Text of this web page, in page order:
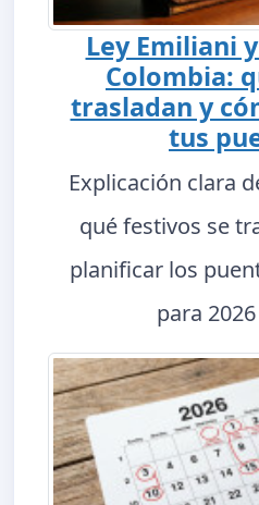
Ley Emiliani
Colombia:
trasladan y
tus
Explicación clara
qué festivos se
planificar los
para